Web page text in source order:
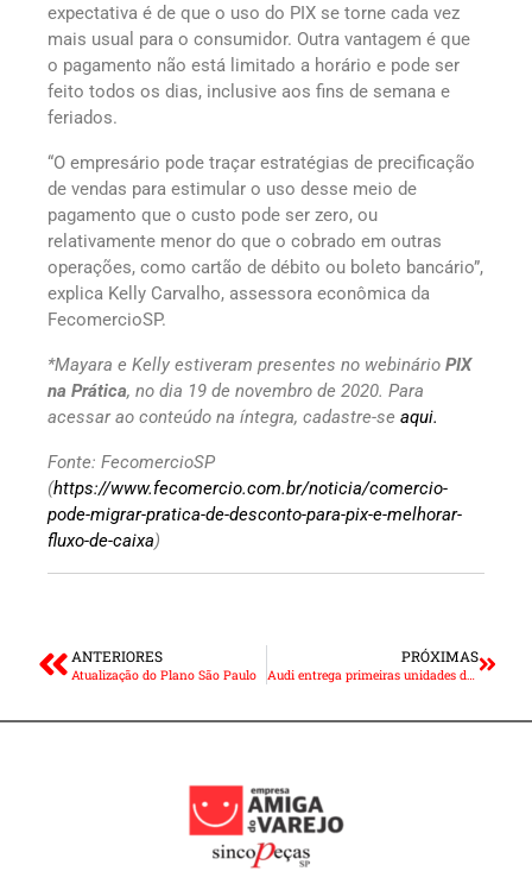
expectativa é de que o uso do PIX se torne cada vez
mais usual para o consumidor. Outra vantagem é que
o pagamento não está limitado a horário e pode ser
feito todos os dias, inclusive aos fins de semana e
feriados.
“O empresário pode traçar estratégias de precificação
de vendas para estimular o uso desse meio de
pagamento que o custo pode ser zero, ou
relativamente menor do que o cobrado em outras
operações, como cartão de débito ou boleto bancário”,
explica Kelly Carvalho, assessora econômica da
FecomercioSP.
*Mayara e Kelly estiveram presentes no webinário PIX
na Prática, no dia 19 de novembro de 2020. Para
acessar ao conteúdo na íntegra, cadastre-se aqui.
Fonte: FecomercioSP
(https://www.fecomercio.com.br/noticia/comercio-
pode-migrar-pratica-de-desconto-para-pix-e-melhorar-
fluxo-de-caixa)
ANTERIORES
Atualização do Plano São Paulo
PRÓXIMAS
Audi entrega primeiras unidades do RS 6 Avant, RS 7 Sportback e RS Q8